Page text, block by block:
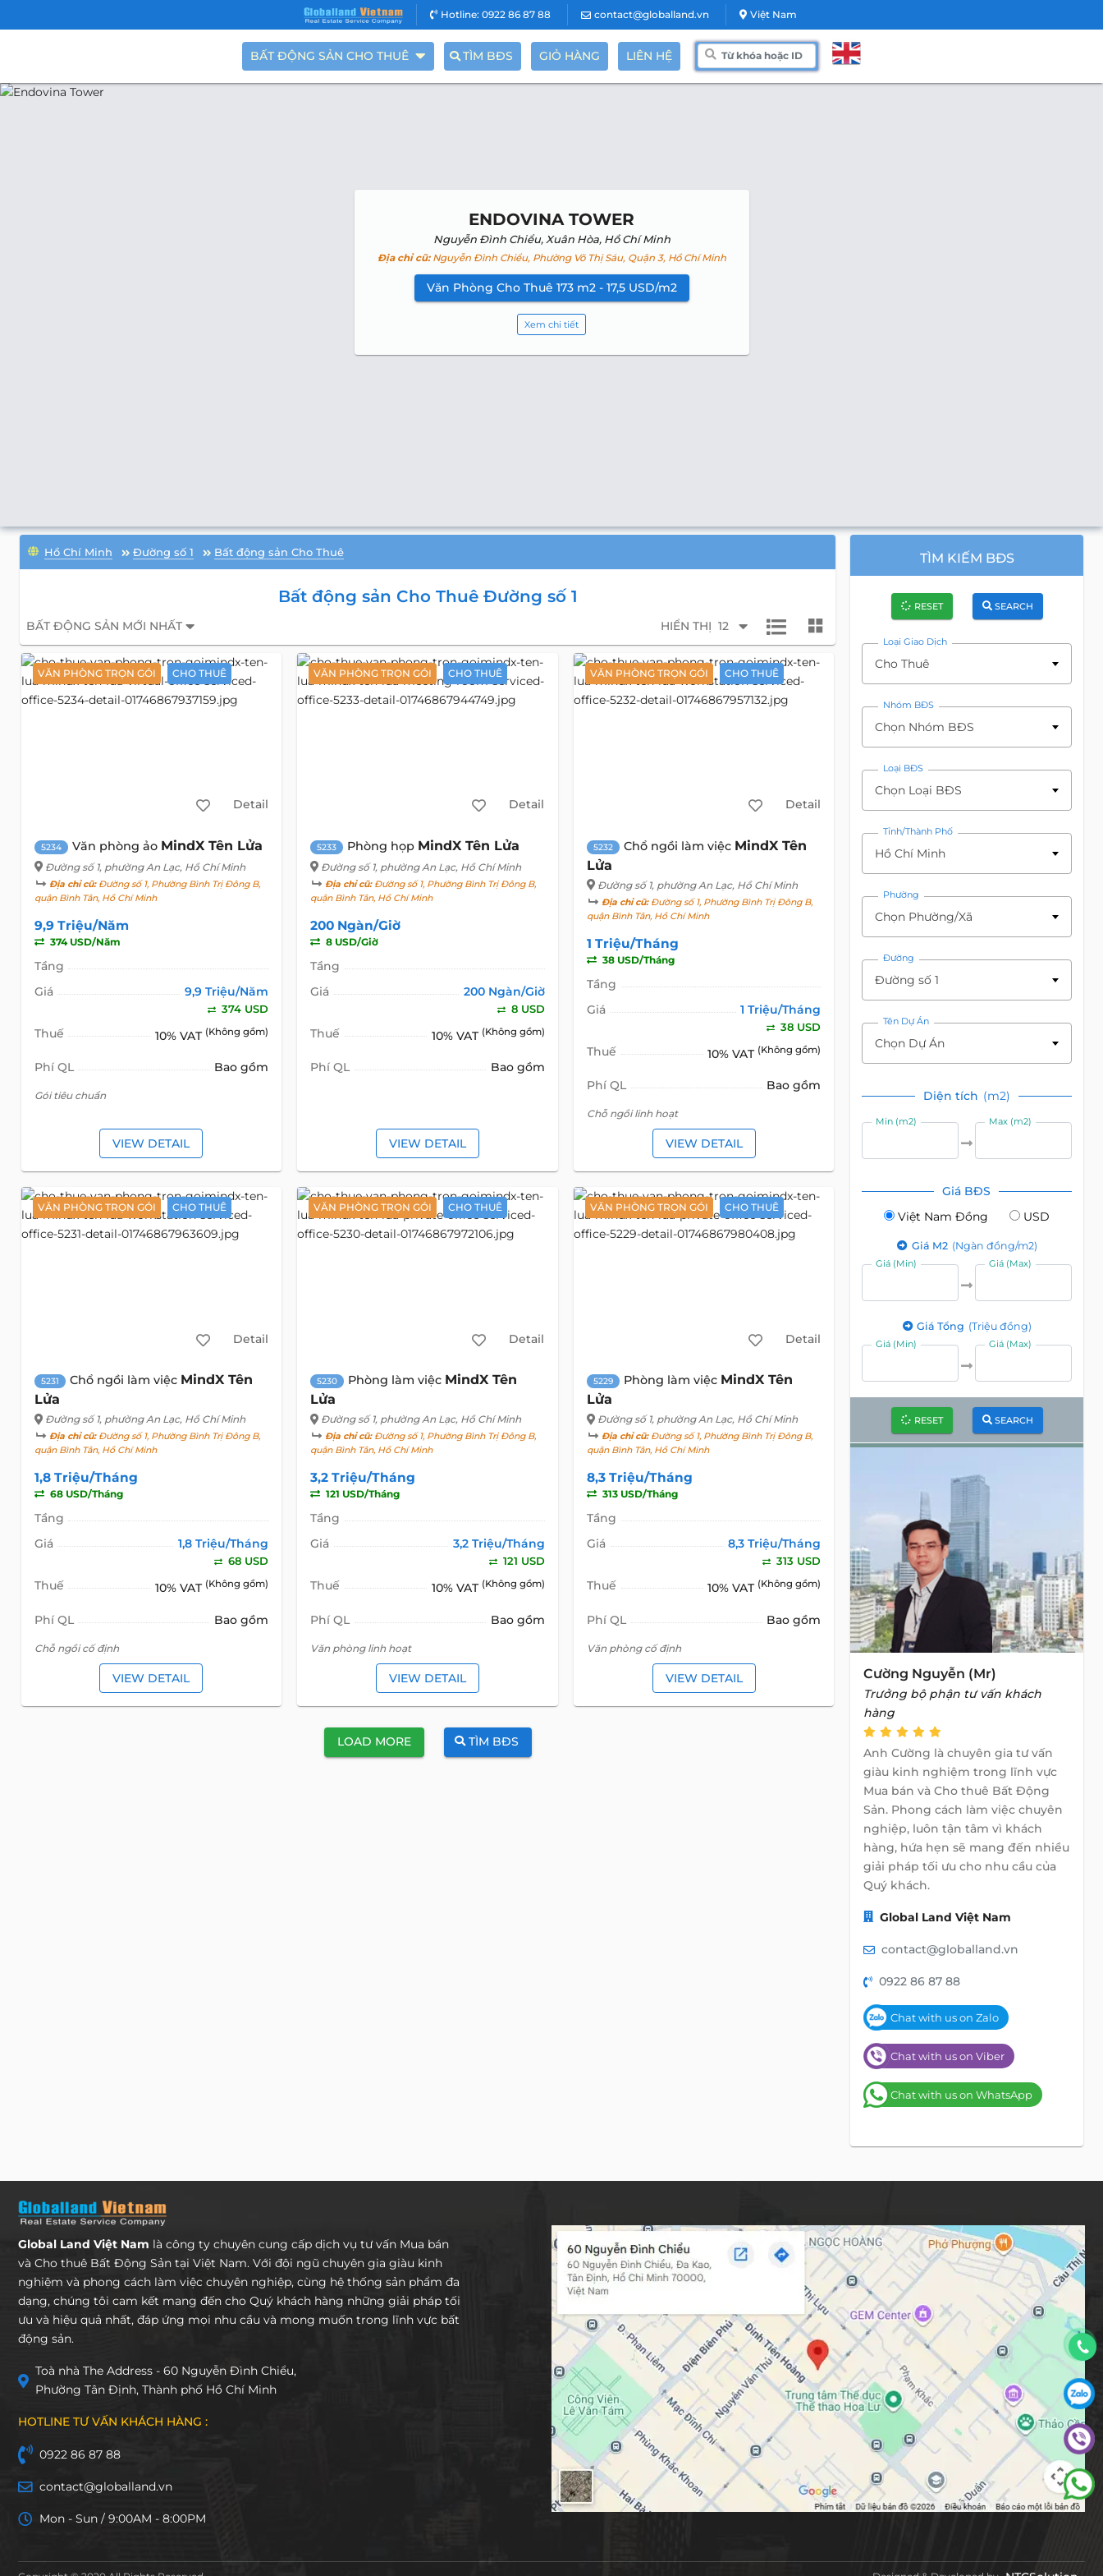
Hotline: 0922 86 87 88 contact@globalland.vn Việt Nam
BẤT ĐỘNG SẢN CHO THUÊ TÌM BĐS GIỎ HÀNG LIÊN HỆ
ENDOVINA TOWER
Nguyễn Đình Chiểu, Xuân Hòa, Hồ Chí Minh
Địa chỉ cũ:Nguyễn Đình Chiểu, Phường Võ Thị Sáu, Quận 3, Hồ Chí Minh
Văn Phòng Cho Thuê 173 m2 - 17,5 USD/m2
Xem chi tiết
Hồ Chí Minh Đường số 1 Bất động sản Cho Thuê
Bất động sản Cho Thuê Đường số 1
BẤT ĐỘNG SẢN MỚI NHẤT HIỂN THỊ 12
VĂN PHÒNG TRỌN GÓI CHO THUÊ
Detail
5234 Văn phòng ảo MindX Tên Lửa
Đường số 1, phường An Lạc, Hồ Chí Minh
Địa chỉ cũ:Đường số 1, Phường Bình Trị Đông B,
quận Bình Tân, Hồ Chí Minh
9,9 Triệu/Năm
374 USD/Năm
Tầng
Giá
9,9 Triệu/Năm
374 USD
Thuế 10% VAT (Không gồm)
Phí QL Bao gồm
Gói tiêu chuẩn
VIEW DETAIL
VĂN PHÒNG TRỌN GÓI CHO THUÊ
Detail
5233 Phòng họp MindX Tên Lửa
Đường số 1, phường An Lạc, Hồ Chí Minh
Địa chỉ cũ:Đường số 1, Phường Bình Trị Đông B,
quận Bình Tân, Hồ Chí Minh
200 Ngàn/Giờ
8 USD/Giờ
Tầng
Giá
200 Ngàn/Giờ
8 USD
Thuế 10% VAT (Không gồm)
Phí QL Bao gồm
VIEW DETAIL
VĂN PHÒNG TRỌN GÓI CHO THUÊ
Detail
5232 Chổ ngồi làm việc MindX Tên
Lửa
Đường số 1, phường An Lạc, Hồ Chí Minh
Địa chỉ cũ:Đường số 1, Phường Bình Trị Đông B,
quận Bình Tân, Hồ Chí Minh
1 Triệu/Tháng
38 USD/Tháng
Tầng
Giá
1 Triệu/Tháng
38 USD
Thuế 10% VAT (Không gồm)
Phí QL Bao gồm
Chỗ ngồi linh hoạt
VIEW DETAIL
VĂN PHÒNG TRỌN GÓI CHO THUÊ
Detail
5231 Chổ ngồi làm việc MindX Tên
Lửa
Đường số 1, phường An Lạc, Hồ Chí Minh
Địa chỉ cũ:Đường số 1, Phường Bình Trị Đông B,
quận Bình Tân, Hồ Chí Minh
1,8 Triệu/Tháng
68 USD/Tháng
Tầng
Giá
1,8 Triệu/Tháng
68 USD
Thuế 10% VAT (Không gồm)
Phí QL Bao gồm
Chỗ ngồi cố định
VIEW DETAIL
VĂN PHÒNG TRỌN GÓI CHO THUÊ
Detail
5230 Phòng làm việc MindX Tên
Lửa
Đường số 1, phường An Lạc, Hồ Chí Minh
Địa chỉ cũ:Đường số 1, Phường Bình Trị Đông B,
quận Bình Tân, Hồ Chí Minh
3,2 Triệu/Tháng
121 USD/Tháng
Tầng
Giá
3,2 Triệu/Tháng
121 USD
Thuế 10% VAT (Không gồm)
Phí QL Bao gồm
Văn phòng linh hoạt
VIEW DETAIL
VĂN PHÒNG TRỌN GÓI CHO THUÊ
Detail
5229 Phòng làm việc MindX Tên
Lửa
Đường số 1, phường An Lạc, Hồ Chí Minh
Địa chỉ cũ:Đường số 1, Phường Bình Trị Đông B,
quận Bình Tân, Hồ Chí Minh
8,3 Triệu/Tháng
313 USD/Tháng
Tầng
Giá
8,3 Triệu/Tháng
313 USD
Thuế 10% VAT (Không gồm)
Phí QL Bao gồm
Văn phòng cố định
VIEW DETAIL
LOAD MORE TÌM BĐS
TÌM KIẾM BĐS
RESET SEARCH
Loại Giao Dịch
Cho Thuê
Nhóm BĐS
Chọn Nhóm BĐS
Loại BĐS
Chọn Loại BĐS
Tỉnh/Thành Phố
Hồ Chí Minh
Phường
Chọn Phường/Xã
Đường
Đường số 1
Tên Dự Án
Chọn Dự Án
Diện tích (m2)
Min (m2) Max (m2)
Giá BĐS
Việt Nam Đồng
USD
Giá M2 (Ngàn đồng/m2)
Giá (Min) Giá (Max)
Giá Tổng (Triệu đồng)
Giá (Min) Giá (Max)
RESET SEARCH
Cường Nguyễn (Mr)
Trưởng bộ phận tư vấn khách
hàng
Anh Cường là chuyên gia tư vấn
giàu kinh nghiệm trong lĩnh vực
Mua bán và Cho thuê Bất Động
Sản. Phong cách làm việc chuyên
nghiệp, luôn tận tâm vì khách
hàng, hứa hẹn sẽ mang đến nhiều
giải pháp tối ưu cho nhu cầu của
Quý khách.
Global Land Việt Nam
contact@globalland.vn
0922 86 87 88
Chat with us on Zalo
Chat with us on Viber
Chat with us on WhatsApp
Global Land Việt Nam là công ty chuyên cung cấp dịch vụ tư vấn Mua bán
và Cho thuê Bất Động Sản tại Việt Nam. Với đội ngũ chuyên gia giàu kinh
nghiệm và phong cách làm việc chuyên nghiệp, cùng hệ thống sản phẩm đa
dạng, chúng tôi cam kết mang đến cho Quý khách hàng những giải pháp tối
ưu và hiệu quả nhất, đáp ứng mọi nhu cầu và mong muốn trong lĩnh vực bất
động sản.
Toà nhà The Address - 60 Nguyễn Đình Chiểu,
Phường Tân Định, Thành phố Hồ Chí Minh
HOTLINE TƯ VẤN KHÁCH HÀNG :
0922 86 87 88
contact@globalland.vn
Mon - Sun / 9:00AM - 8:00PM